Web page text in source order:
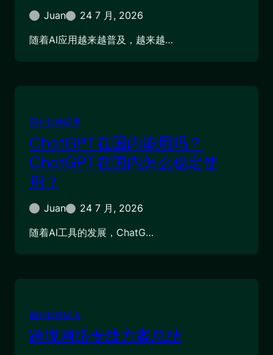
Juan
24 7 月, 2026
随着AI应用越来越普及，越来越…
国外软件应用
ChatGPT在国内能用吗？
ChatGPT在国内怎么稳定使
用？
Juan
24 7 月, 2026
随着AI工具的发展，ChatG…
国外软件应用
跨境网络专线方案总结